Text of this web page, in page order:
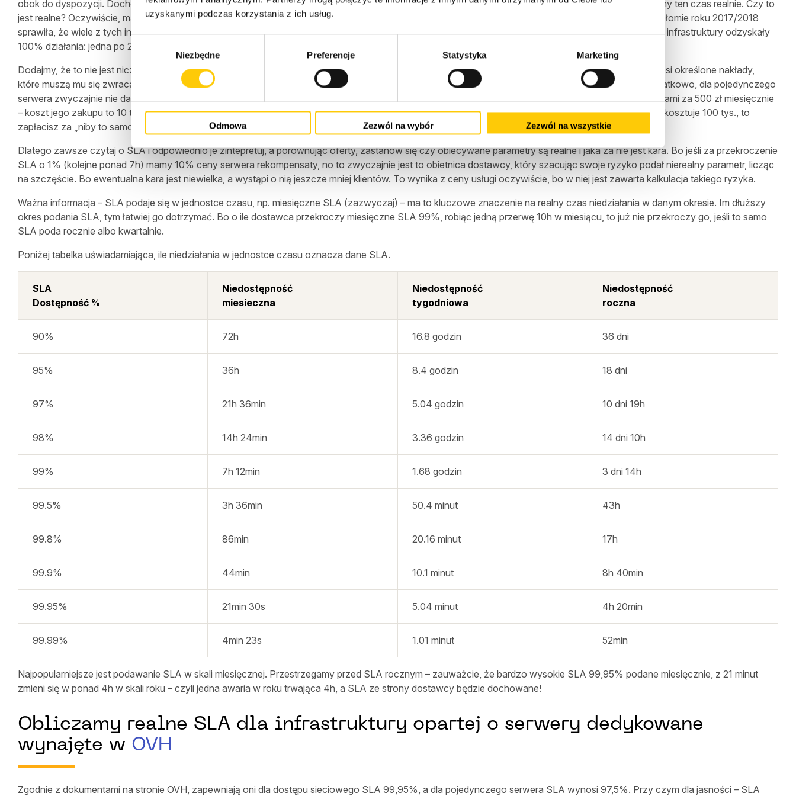
uzyskanymi podczas korzystania z ich usług.
W
b
ó
z
g
d
y
Niezbędne Preferencje Statystyka Marketing
Odmowa Zezwól na wybór Zezwól na wszystkie
obok do dyspozycji. Dochodzi więc cała instalacja i odtworzenie z backupu. W skrajnym przypadku mogą to być dni, ale przyjmijmy, że „tylko” podwoimy ten czas realnie. Czy to
jest realne? Oczywiście, mając pod opieką setki infrastruktur w wielu lokalizacjach mamy do czynienia z takimi sytuacjami często. Awaria w OVH na przełomie roku 2017/2018
sprawiła, że wiele z tych infrastruktur nie było dostępne kilka godzin, ale… no właśnie, jako że z braku zasilania nastąpił restart części serwerów, to dwie infrastruktury odzyskały
100% działania: jedna po 24h, a druga po 3 dniach!
Dodajmy, że to nie jest niczyja wina. Dostawca dostarcza usługę o określonych parametrach za określoną cenę. Aby zagwarantować ten poziom ponosi określone nakłady,
które muszą mu się zwracać. Obiecać można wszystko, ale żeby parametru dotrzymać zawsze i w każdych warunkach to już wymaga nakładów. Dodatkowo, dla pojedynczego
serwera zwyczajnie nie da się dochować wyższych parametrów niż obiecane. Albo jest to kosztowne. Przyjmując dzierżawę serwera z kolokacją, łączami za 500 zł miesięcznie
– koszt jego zakupu to 10 tys. zł. Są rozwiązania mniej awaryjne, z wykrywaniem awarii, z podmianą podzespołów w czasie pracy – ale jeśli taki serwer kosztuje 100 tys., to
zapłacisz za „niby to samo” 5000 zł miesięcznie? Jeśli tak, to ze świadomością za co.
Dlatego zawsze czytaj o SLA i odpowiednio je zintepretuj, a porównując oferty, zastanów się czy obiecywane parametry są realne i jaka za nie jest kara. Bo jeśli za przekroczenie
SLA o 1% (kolejne ponad 7h) mamy 10% ceny serwera rekompensaty, no to zwyczajnie jest to obietnica dostawcy, który szacując swoje ryzyko podał nierealny parametr, licząc
na szczęście. Bo ewentualna kara jest niewielka, a wystąpi o nią jeszcze mniej klientów. To wynika z ceny usługi oczywiście, bo w niej jest zawarta kalkulacja takiego ryzyka.
Ważna informacja – SLA podaje się w jednostce czasu, np. miesięczne SLA (zazwyczaj) – ma to kluczowe znaczenie na realny czas niedziałania w danym okresie. Im dłuższy
okres podania SLA, tym łatwiej go dotrzymać. Bo o ile dostawca przekroczy miesięczne SLA 99%, robiąc jedną przerwę 10h w miesiącu, to już nie przekroczy go, jeśli to samo
SLA poda rocznie albo kwartalnie.
Poniżej tabelka uświadamiająca, ile niedziałania w jednostce czasu oznacza dane SLA.
SLA
Dostępność %
Niedostępność
miesieczna
Niedostępność
tygodniowa
Niedostępność
roczna
90% 72h 16.8 godzin 36 dni
95% 36h 8.4 godzin 18 dni
97% 21h 36min 5.04 godzin 10 dni 19h
98% 14h 24min 3.36 godzin 14 dni 10h
99% 7h 12min 1.68 godzin 3 dni 14h
99.5% 3h 36min 50.4 minut 43h
99.8% 86min 20.16 minut 17h
99.9% 44min 10.1 minut 8h 40min
99.95% 21min 30s 5.04 minut 4h 20min
99.99% 4min 23s 1.01 minut 52min
Najpopularniejsze jest podawanie SLA w skali miesięcznej. Przestrzegamy przed SLA rocznym – zauważcie, że bardzo wysokie SLA 99,95% podane miesięcznie, z 21 minut
zmieni się w ponad 4h w skali roku – czyli jedna awaria w roku trwająca 4h, a SLA ze strony dostawcy będzie dochowane!
Obliczamy realne SLA dla infrastruktury opartej o serwery dedykowane
wynajęte w OVH
Zgodnie z dokumentami na stronie OVH, zapewniają oni dla dostępu sieciowego SLA 99,95%, a dla pojedynczego serwera SLA wynosi 97,5%. Przy czym dla jasności – SLA